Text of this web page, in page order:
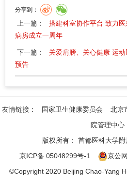
分享到：
上一篇：
搭建科室协作平台 致力
病房成立一周年
下一篇：
关爱肩膀、关心健康 运
预告
友情链接： 国家卫生健康委员会 北京
院管理中心
版权所有： 首都医科大学
京ICP备 05048299号-1
京公
©Copyright 2020 Beijing Chao-Yang